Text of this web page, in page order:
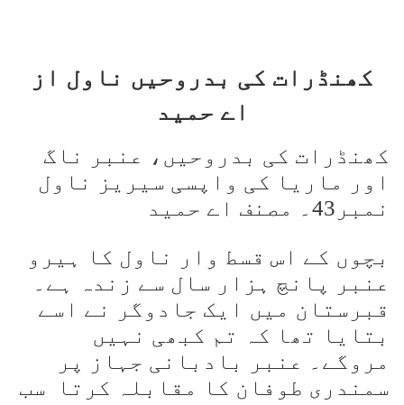
کھنڈرات کی بدروحیں ناول از
اے حمید
کھنڈرات کی بدروحیں، عنبر ناگ
اور ماریا کی واپسی سیریز ناول
نمبر43۔ مصنف اے حمید
بچوں کے اس قسط وار ناول کا ہیرو
عنبر پانچ ہزار سال سے زندہ ہے۔
قبرستان میں ایک جادوگر نے اسے
بتایا تھا کہ تم کبھی نہیں
مروگے۔ عنبر بادبانی جہاز پر
سمندری طوفان کا مقابلہ کرتا سب